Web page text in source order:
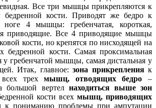
Все три мышцы прикрепляются к
бедренной кости. Приводят же бедро к
ноге 4 мышцы: гребенчатая, короткая,
приводящие. Все 4 приводящие мышцы
кости, но крепятся по нисходящей на
бедренной кости. Самая проксимальная
у гребенчатой мышцы, самая дистальная у
Итак, главное: зона прикрепления к
всех трехмышц, отводящих бедро –
большой вертел находиться выше зон
кости всех мышц, приводящих
к пониманию проблемы при ампутации